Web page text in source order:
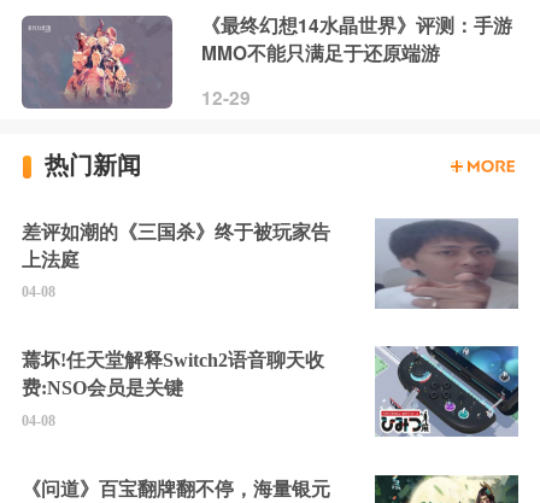
《最终幻想14水晶世界》评测：手游
MMO不能只满足于还原端游
12-29
热门新闻
差评如潮的《三国杀》终于被玩家告
上法庭
04-08
蔫坏!任天堂解释Switch2语音聊天收
费:NSO会员是关键
04-08
《问道》百宝翻牌翻不停，海量银元